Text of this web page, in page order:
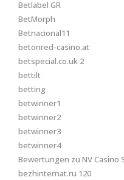
Betlabel GR
BetMorph
Betnacional11
betonred-casino.at
betspecial.co.uk 2
bettilt
betting
betwinner1
betwinner2
betwinner3
betwinner4
Bewertungen zu NV Casino
bezhinternat.ru 120